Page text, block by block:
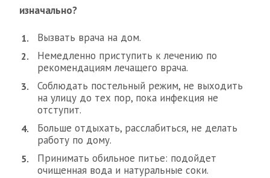
изначально?
Вызвать врача на дом.
Немедленно приступить к лечению по
рекомендациям лечащего врача.
Соблюдать постельный режим, не выходить
на улицу до тех пор, пока инфекция не
отступит.
Больше отдыхать, расслабиться, не делать
работу по дому.
Принимать обильное питье: подойдет
очищенная вода и натуральные соки.